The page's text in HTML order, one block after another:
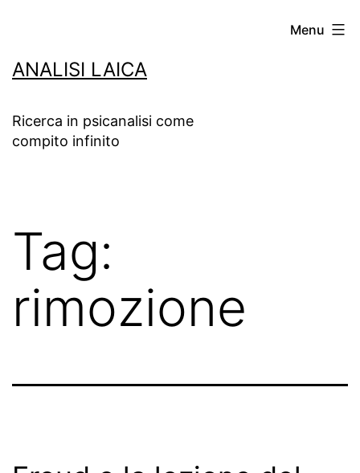
contenuto
ANALISI LAICA
Ricerca in psicanalisi come
compito infinito
Menu
Tag:
rimozione